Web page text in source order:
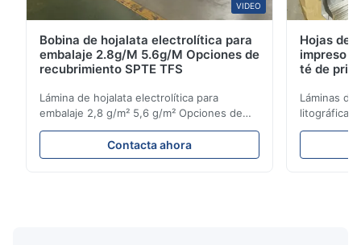
VIDEO
Bobina de hojalata electrolítica para
embalaje 2.8g/M 5.6g/M Opciones de
recubrimiento SPTE TFS
Lámina de hojalata electrolítica para
embalaje 2,8 g/m² 5,6 g/m² Opciones de
recubrimiento SPTE TFS Bobina de hojalata
electrolítica para embalaje - Opciones de
recubrimiento de 2,8/2,8 y 5,6/5,6 g/m²
Contacta ahora
Hojas de
impreso
té de
Láminas
premium
representa